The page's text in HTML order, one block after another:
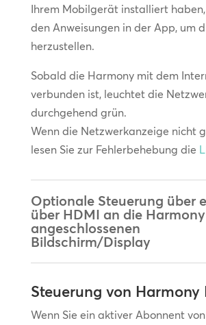
Ihrem Mobilgerät installiert
den Anweisungen in der App, um
herzustellen.
Sobald die Harmony mit dem
verbunden ist, leuchtet die
durchgehend grün.
Wenn die Netzwerkanzeige nicht
lesen Sie zur Fehlerbehebung die
Optionale Steuerung über
über HDMI an die Harmony
angeschlossenen
Bildschirm/Display
Steuerung von Harmony
Wenn Sie ein aktiver Abonnent